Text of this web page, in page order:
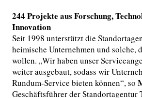
244 Projekte aus Forschung,
Innovation
Seit 1998 unterstützt die
heimische Unternehmen und solche,
wollen. „Wir haben unser
weiter ausgebaut, sodass wir
Rundum-Service bieten können“, so
Geschäftsführer der Standortagentur